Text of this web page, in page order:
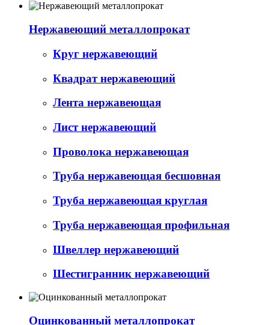
Нержавеющий металлопрокат
Круг нержавеющий
Квадрат нержавеющий
Лента нержавеющая
Лист нержавеющий
Проволока нержавеющая
Труба нержавеющая бесшовная
Труба нержавеющая круглая
Труба нержавеющая профильная
Швеллер нержавеющий
Шестигранник нержавеющий
Оцинкованный металлопрокат